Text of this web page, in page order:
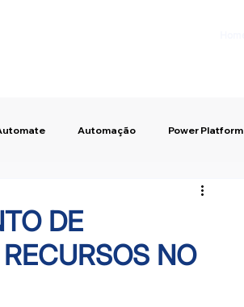
Automação Power Platform
DE
NO